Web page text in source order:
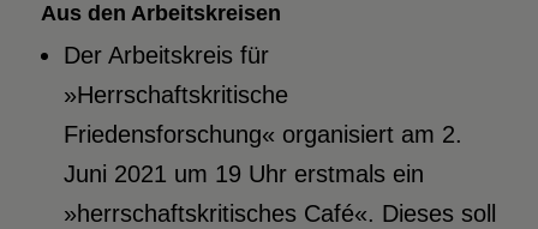
Aus den Arbeitskreisen
Der Arbeitskreis für
»Herrschaftskritische
Friedensforschung« organisiert am 2.
Juni 2021 um 19 Uhr erstmals ein
»herrschaftskritisches Café«. Dieses soll